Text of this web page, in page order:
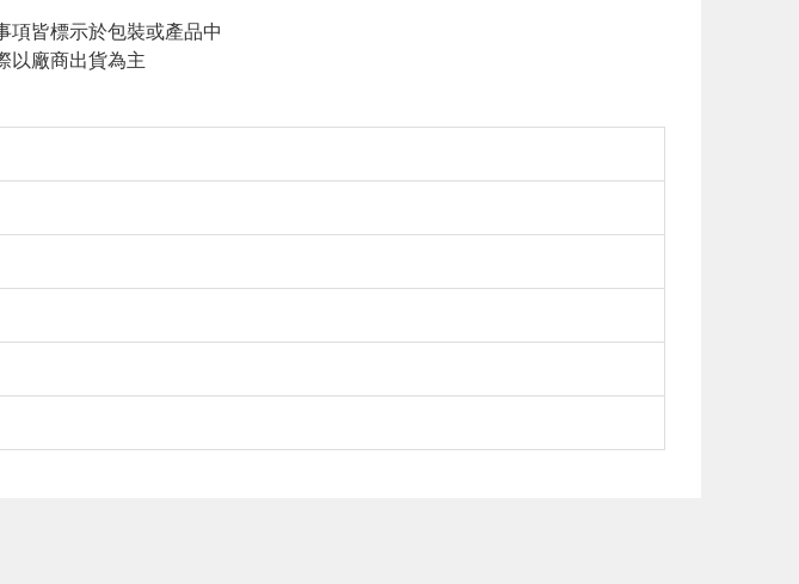
項皆標示於包裝或產品中
以廠商出貨為主